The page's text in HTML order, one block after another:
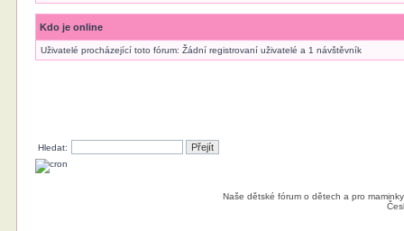
Kdo je online
Uživatelé procházející toto fórum: Žádní registrovaní uživatelé a 1 návštěvník
Hledat:
Naše dětské fórum o dětech a pro